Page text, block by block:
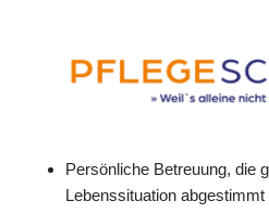
Persönliche Betreuung, die
Lebenssituation abgestimmt